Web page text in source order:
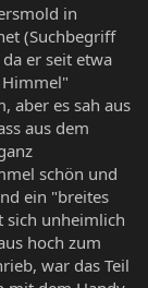
in
(Suchbegriff
er seit etwa
aber es sah aus
aus dem
schön und
ein "breites
sich unheimlich
hoch zum
war das Teil